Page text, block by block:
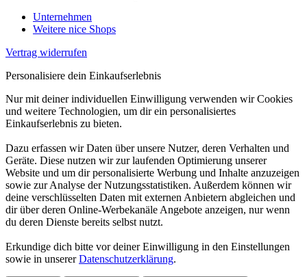
Unternehmen
Weitere nice Shops
Vertrag widerrufen
Personalisiere dein Einkaufserlebnis
Nur mit deiner individuellen Einwilligung verwenden wir Cookies
und weitere Technologien, um dir ein personalisiertes
Einkaufserlebnis zu bieten.
Dazu erfassen wir Daten über unsere Nutzer, deren Verhalten und
Geräte. Diese nutzen wir zur laufenden Optimierung unserer
Website und um dir personalisierte Werbung und Inhalte anzuzeigen
sowie zur Analyse der Nutzungsstatistiken. Außerdem können wir
deine verschlüsselten Daten mit externen Anbietern abgleichen und
dir über deren Online-Werbekanäle Angebote anzeigen, nur wenn
du deren Dienste bereits selbst nutzt.
Erkundige dich bitte vor deiner Einwilligung in den Einstellungen
sowie in unsererDatenschutzerklärung.